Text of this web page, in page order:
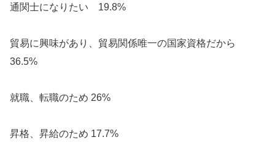
通関士になりたい 19.8%
貿易に興味があり、貿易関係唯一の国家資格だから
36.5%
就職、転職のため 26%
昇格、昇給のため 17.7%